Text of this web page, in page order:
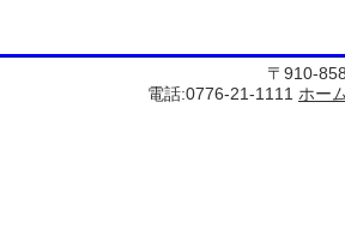
〒910-
電話:0776-21-1111 ホー